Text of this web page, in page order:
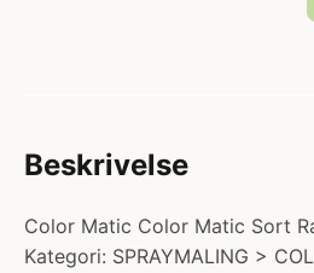
Beskrivelse
Color Matic Color Matic Sort
Kategori: SPRAYMALING >